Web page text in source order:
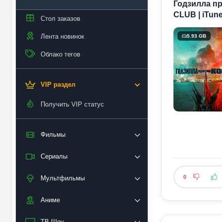
Стол заказов
Лента новинок
Облако тегов
VIP раздел
Получить VIP статус
Фильмы
Сериалы
Мультфильмы
Аниме
Годзилла
CLUB |
5.93 GB
0